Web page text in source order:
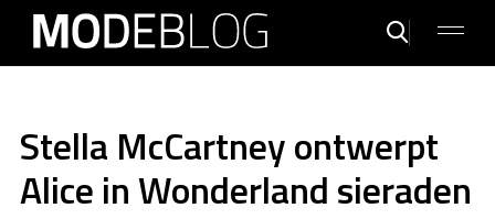
Stella McCartney ontwerpt
Alice in Wonderland sieraden